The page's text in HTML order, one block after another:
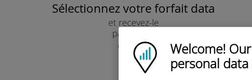
Ubigi logo
Welcome!
personal
Sélectionnez votre forfait data
et recevez-le
par e-mail.
Rapide !